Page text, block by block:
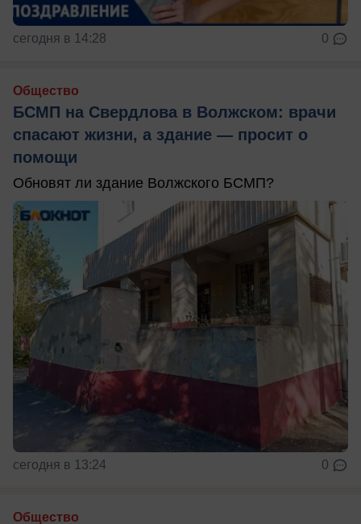
сегодня в 14:28 0
Общество
БСМП на Свердлова в Волжском: врачи
спасают жизни, а здание — просит о
помощи
Обновят ли здание Волжского БСМП?
сегодня в 13:24 0
Общество